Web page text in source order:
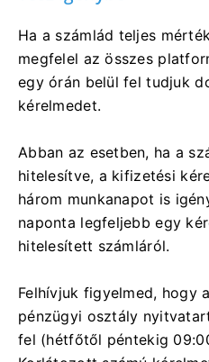
Ha a számlád teljes
megfelel az összes
egy órán belül fel tudjuk
kérelmedet.
Abban az esetben, ha a
hitelesítve, a kifizetési
három munkanapot is
naponta legfeljebb egy
hitelesített számláról.
Felhívjuk figyelmed, hogy
pénzügyi osztály
fel (hétfőtől péntekig